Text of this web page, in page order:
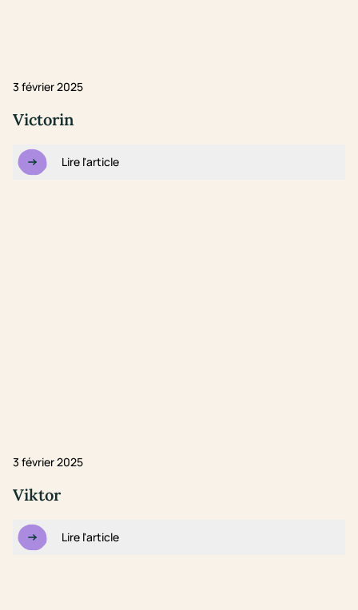
3 février 2025
Victorin
Lire l'article
3 février 2025
Viktor
Lire l'article